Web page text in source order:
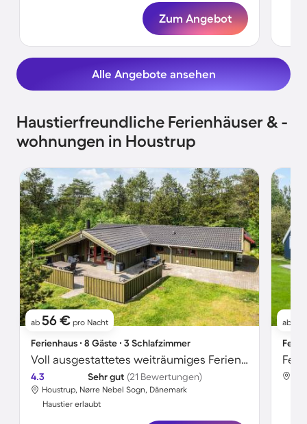
Zum Angebot
Alle Angebote ansehen
Haustierfreundliche Ferienhäuser & -
wohnungen in Houstrup
ab 56 € pro Nacht
Ferienhaus ∙ 8 Gäste ∙ 3 Schlafzimmer
Voll ausgestattetes weiträumiges Ferienhaus mit Garten, Terrasse und Sauna | Haustiere sind willkommen
4.3 Sehr gut (21 Bewertungen)
Houstrup, Nørre Nebel Sogn, Dänemark
Haustier erlaubt
ab